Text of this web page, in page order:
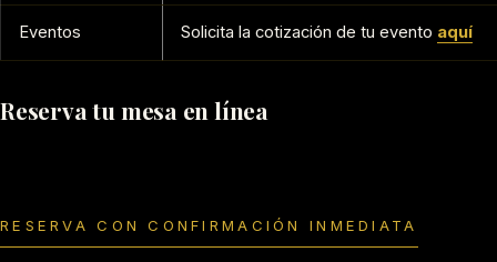
Eventos Solicita la cotización de tu evento aquí
Reserva tu mesa en línea
RESERVA CON CONFIRMACIÓN INMEDIATA